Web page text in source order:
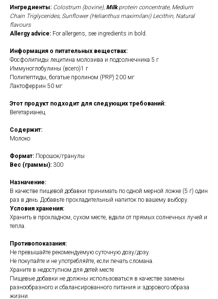
Ингредиенты: Colostrum (bovine), Milkprotein concentrate, Medium
Chain Triglycerides, Sunflower (Helianthus maximilani) Lecithin, Natural
flavours
Allergy advice: For allergens, see ingredients in bold.
Информация о питательных веществах:
Фосфолипиды лецитина молозива и подсолнечника 5 г
Иммуноглобулины (всего)1 г
Полипептиды, богатые пролином (PRP) 200 мг
Лактоферрин 50 мг
Этот продукт подходит для следующих требований:
Вегетарианец
Содержит:
Молоко
Формат: Порошок/гранулы
Вес (граммы): 300
Назначение:
В качестве пищевой добавки принимать по одной мерной ложке (5 г) один
раз в день. Добавьте прохладительный напиток по вашему выбору.
Условия хранения:
Хранить в прохладном, сухом месте, вдали от прямых солнечных лучей и
тепла.
Противопоказания:
Не превышайте рекомендуемую суточную дозу/дозу.
Не покупайте и не употребляйте, если печать сломана.
Храните в недоступном для детей месте
Пищевые добавки не должны использоваться в качестве замены
разнообразного и сбалансированного питания и здорового образа
жизни.